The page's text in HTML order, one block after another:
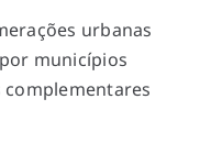
urbanas
municípios